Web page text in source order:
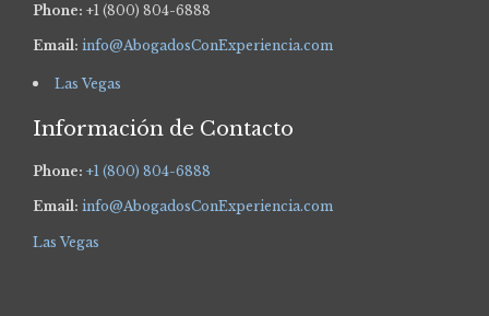
Phone: +1 (800) 804-6888
Email: info@AbogadosConExperiencia.com
Las Vegas
Información de Contacto
Phone: +1 (800) 804-6888
Email: info@AbogadosConExperiencia.com
Las Vegas